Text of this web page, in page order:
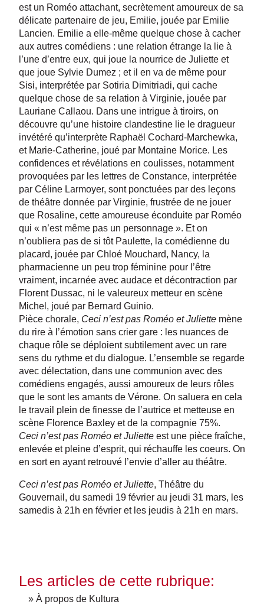
est un Roméo attachant, secrètement amoureux de sa
délicate partenaire de jeu, Emilie, jouée par Emilie
Lancien. Emilie a elle-même quelque chose à cacher
aux autres comédiens : une relation étrange la lie à
l’une d’entre eux, qui joue la nourrice de Juliette et
que joue Sylvie Dumez ; et il en va de même pour
Sisi, interprétée par Sotiria Dimitriadi, qui cache
quelque chose de sa relation à Virginie, jouée par
Lauriane Callaou. Dans une intrigue à tiroirs, on
découvre qu’une histoire clandestine lie le dragueur
invétéré qu’interprète Raphaël Cochard-Marchewka,
et Marie-Catherine, joué par Montaine Morice. Les
confidences et révélations en coulisses, notamment
provoquées par les lettres de Constance, interprétée
par Céline Larmoyer, sont ponctuées par des leçons
de théâtre donnée par Virginie, frustrée de ne jouer
que Rosaline, cette amoureuse éconduite par Roméo
qui « n’est même pas un personnage ». Et on
n’oubliera pas de si tôt Paulette, la comédienne du
placard, jouée par Chloé Mouchard, Nancy, la
pharmacienne un peu trop féminine pour l’être
vraiment, incarnée avec audace et décontraction par
Florent Dussac, ni le valeureux metteur en scène
Michel, joué par Bernard Guinio.
Pièce chorale, Ceci n’est pas Roméo et Juliette mène
du rire à l’émotion sans crier gare : les nuances de
chaque rôle se déploient subtilement avec un rare
sens du rythme et du dialogue. L’ensemble se regarde
avec délectation, dans une communion avec des
comédiens engagés, aussi amoureux de leurs rôles
que le sont les amants de Vérone. On saluera en cela
le travail plein de finesse de l’autrice et metteuse en
scène Florence Baxley et de la compagnie 75%.
Ceci n’est pas Roméo et Juliette est une pièce fraîche,
enlevée et pleine d’esprit, qui réchauffe les coeurs. On
en sort en ayant retrouvé l’envie d’aller au théâtre.
Ceci n’est pas Roméo et Juliette, Théâtre du
Gouvernail, du samedi 19 février au jeudi 31 mars, les
samedis à 21h en février et les jeudis à 21h en mars.
Les articles de cette rubrique:
» À propos de Kultura